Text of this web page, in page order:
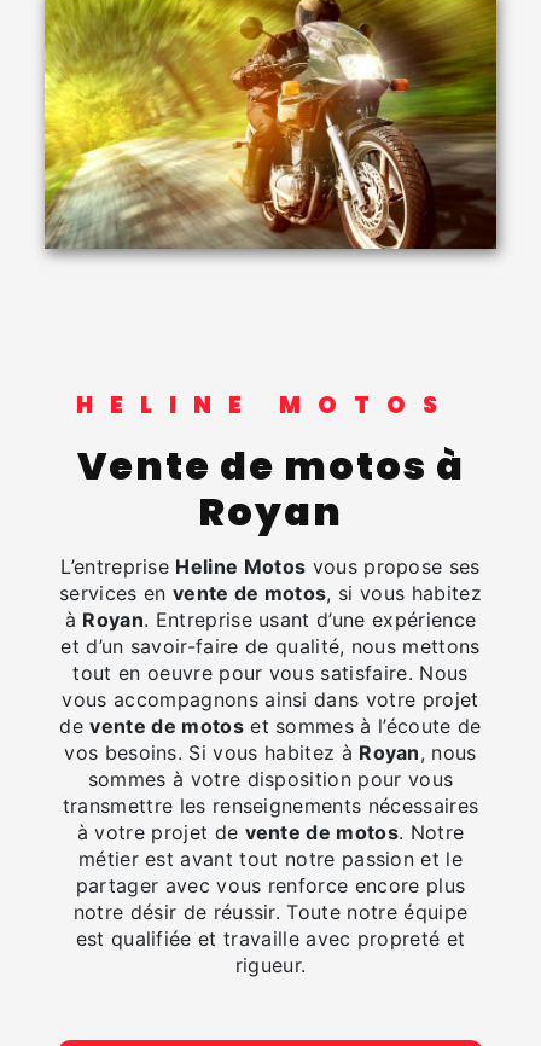
HELINE MOTOS
vente de motos à
Royan
L’entreprise Heline Motos vous propose ses
services en vente de motos, si vous habitez
à Royan. Entreprise usant d’une expérience
et d’un savoir-faire de qualité, nous mettons
tout en oeuvre pour vous satisfaire. Nous
vous accompagnons ainsi dans votre projet
devente de motoset sommes à l’écoute de
vos besoins. Si vous habitez à Royan, nous
sommes à votre disposition pour vous
transmettre les renseignements nécessaires
à votre projet de vente de motos. Notre
métier est avant tout notre passion et le
partager avec vous renforce encore plus
notre désir de réussir. Toute notre équipe
est qualifiée et travaille avec propreté et
rigueur.